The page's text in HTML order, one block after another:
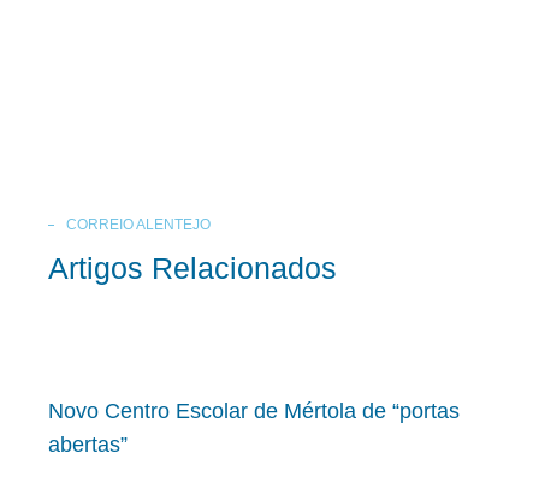
CORREIO ALENTEJO
Artigos Relacionados
Novo Centro Escolar de Mértola de “portas
abertas”